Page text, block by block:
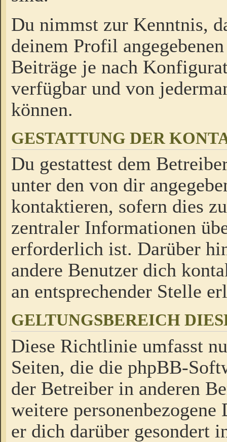
Du nimmst zur Kenntnis,
deinem Profil
Beiträge je nach
verfügbar und von
können.
GESTATTUNG DER
Du gestattest dem
unter den von dir
kontaktieren, sofern dies
zentraler Informationen
erforderlich ist. Darüber
andere Benutzer dich
an entsprechender Stelle
GELTUNGSBEREICH
Diese Richtlinie umfasst
Seiten, die die phpBB-
der Betreiber in anderen
weitere
er dich darüber gesondert